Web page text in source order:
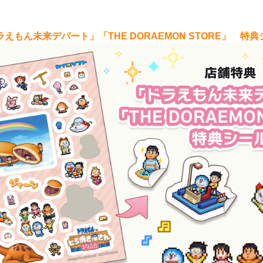
えもん未来デパート」「THE DORAEMON STORE」 特典